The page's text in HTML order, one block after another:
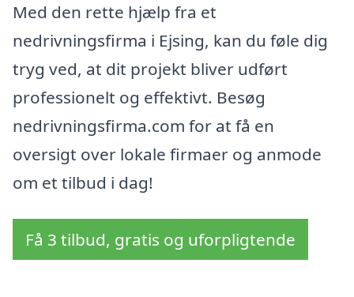
Med den rette hjælp fra et
nedrivningsfirma i Ejsing, kan du føle dig
tryg ved, at dit projekt bliver udført
professionelt og effektivt. Besøg
nedrivningsfirma.com for at få en
oversigt over lokale firmaer og anmode
om et tilbud i dag!
Få 3 tilbud, gratis og uforpligtende